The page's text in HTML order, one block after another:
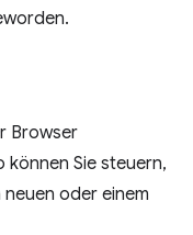
Browser
können Sie steuern,
oder einem